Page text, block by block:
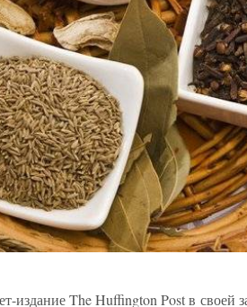
издание The Huffington Post в своей